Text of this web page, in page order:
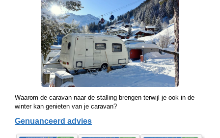
Waarom de caravan naar de stalling brengen terwijl je ook in de
winter kan genieten van je caravan?
Genuanceerd advies